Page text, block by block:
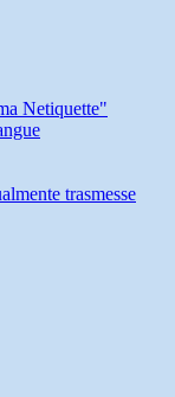
Netiquette"
trasmesse